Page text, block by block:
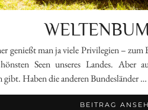
genießt man ja viele Privilegien – zum
Seen unseres Landes. Aber
Haben die anderen Bundesländer …
BEITRAG